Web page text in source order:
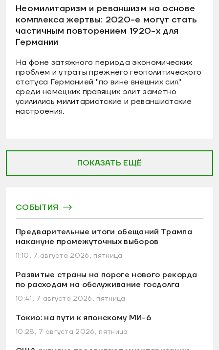
Неомилитаризм и реваншизм на основе
комплекса жертвы: 2020-е могут стать
частичным повторением 1920-х для
Германии
На фоне затяжного периода экономических
проблем и утраты прежнего геополитического
статуса Германией "по вине внешних сил"
среди немецких правящих элит заметно
усилились милитаристские и реваншистские
настроения.
ПОКАЗАТЬ ЕЩЁ
СОБЫТИЯ
Предварительные итоги обещаний Трампа
накануне промежуточных выборов
11:10, 7 августа 2026, пятница
Развитые страны на пороге нового рекорда
по расходам на обслуживание госдолга
10:41, 7 августа 2026, пятница
Токио: на пути к японскому МИ-6
10:28, 7 августа 2026, пятница